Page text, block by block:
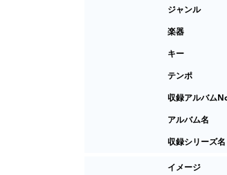
ジャンル
楽器
キー
テンポ
収録アルバム
アルバム名
収録シリーズ名
イメージ